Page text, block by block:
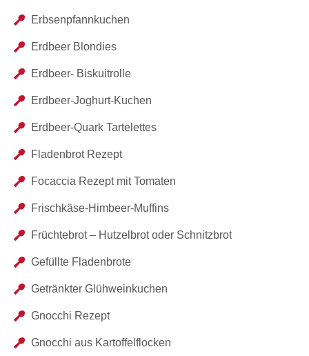
Erbsenpfannkuchen
Erdbeer Blondies
Erdbeer- Biskuitrolle
Erdbeer-Joghurt-Kuchen
Erdbeer-Quark Tartelettes
Fladenbrot Rezept
Focaccia Rezept mit Tomaten
Frischkäse-Himbeer-Muffins
Früchtebrot – Hutzelbrot oder Schnitzbrot
Gefüllte Fladenbrote
Getränkter Glühweinkuchen
Gnocchi Rezept
Gnocchi aus Kartoffelflocken